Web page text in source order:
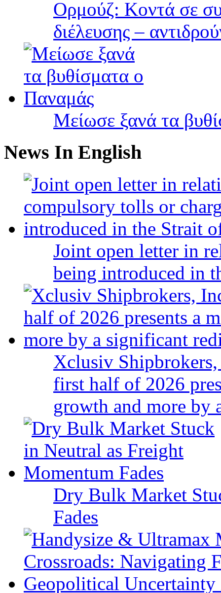
Ορμούζ: Κοντά σε
διέλευσης –
Μείωσε ξανά τα
News In English
Joint open letter in
being introduced in
Xclusiv
first half of 2026
growth and more
Dry Bulk Market
Fades